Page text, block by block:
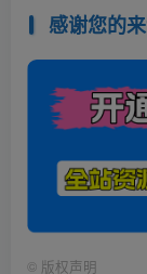
感谢您的
© 版权声明